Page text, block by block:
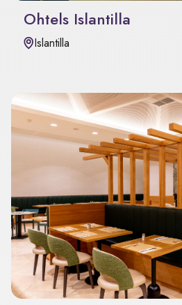
Ohtels Islantilla
Islantilla